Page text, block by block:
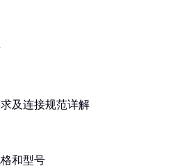
及连接规范详解
和型号